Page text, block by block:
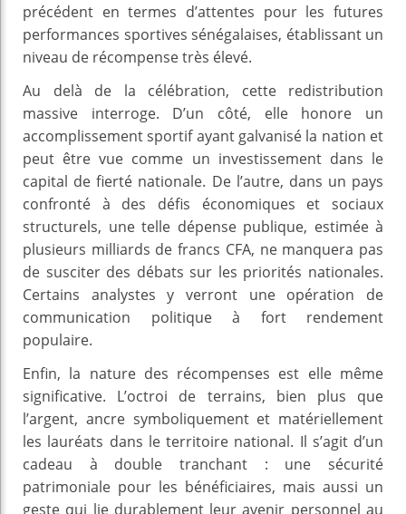
précédent en termes d’attentes pour les futures
performances sportives sénégalaises, établissant un
niveau de récompense très élevé.
Au delà de la célébration, cette redistribution
massive interroge. D’un côté, elle honore un
accomplissement sportif ayant galvanisé la nation et
peut être vue comme un investissement dans le
capital de fierté nationale. De l’autre, dans un pays
confronté à des défis économiques et sociaux
structurels, une telle dépense publique, estimée à
plusieurs milliards de francs CFA, ne manquera pas
de susciter des débats sur les priorités nationales.
Certains analystes y verront une opération de
communication politique à fort rendement
populaire.
Enfin, la nature des récompenses est elle même
significative. L’octroi de terrains, bien plus que
l’argent, ancre symboliquement et matériellement
les lauréats dans le territoire national. Il s’agit d’un
cadeau à double tranchant : une sécurité
patrimoniale pour les bénéficiaires, mais aussi un
geste qui lie durablement leur avenir personnel au